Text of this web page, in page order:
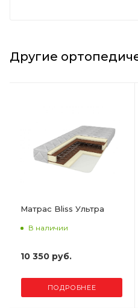
Другие
Матрас Bliss Ультра
В наличии
10 350 руб.
ПОДРОБНЕЕ